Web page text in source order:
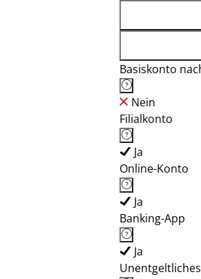
Basiskonto
Nein
Filialkonto
Ja
Online-Konto
Ja
Banking-App
Ja